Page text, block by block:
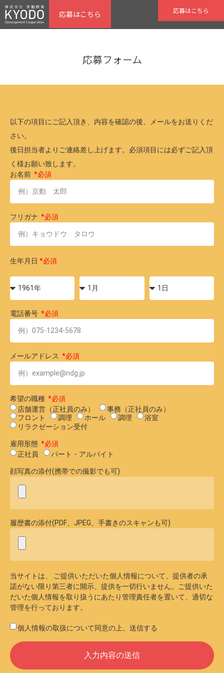
応募はこちら 応募はこちら
応募フォーム
以下の項目にご記入頂き、内容を確認の後、メールをお送りくだ
さい。
後日担当者よりご連絡差し上げます。必須項目には必ずご記入頂
く様お願い致します。
お名前
フリガナ
生年月日
電話番号
メールアドレス
希望の職種
店舗運営（正社員のみ）
事務（正社員のみ）
フロント
調理 ホール 調理
浴室
リラクゼーション受付
雇用形態
正社員
パート・アルバイト
顔写真の添付(携帯での撮影でも可)
履歴書の添付(PDF、JPEG、手書きのスキャンも可)
当サイトは、 ご提供いただいた個人情報について、提供者の承
諾がない限り第三者に開示、提供を一切行いません。ご提供いた
だいた個人情報を取り扱うにあたり管理責任者を置いて、適切な
管理を行っております。
個人情報の取扱について同意の上、送信する
入力内容の送信